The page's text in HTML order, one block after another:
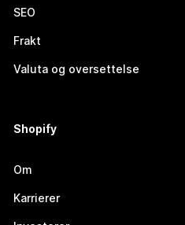
SEO
Frakt
Valuta og oversettelse
Shopify
Om
Karrierer